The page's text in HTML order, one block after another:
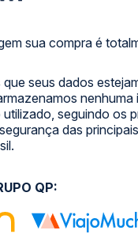
sua compra é
seus dados
seguindo os
das
QP: